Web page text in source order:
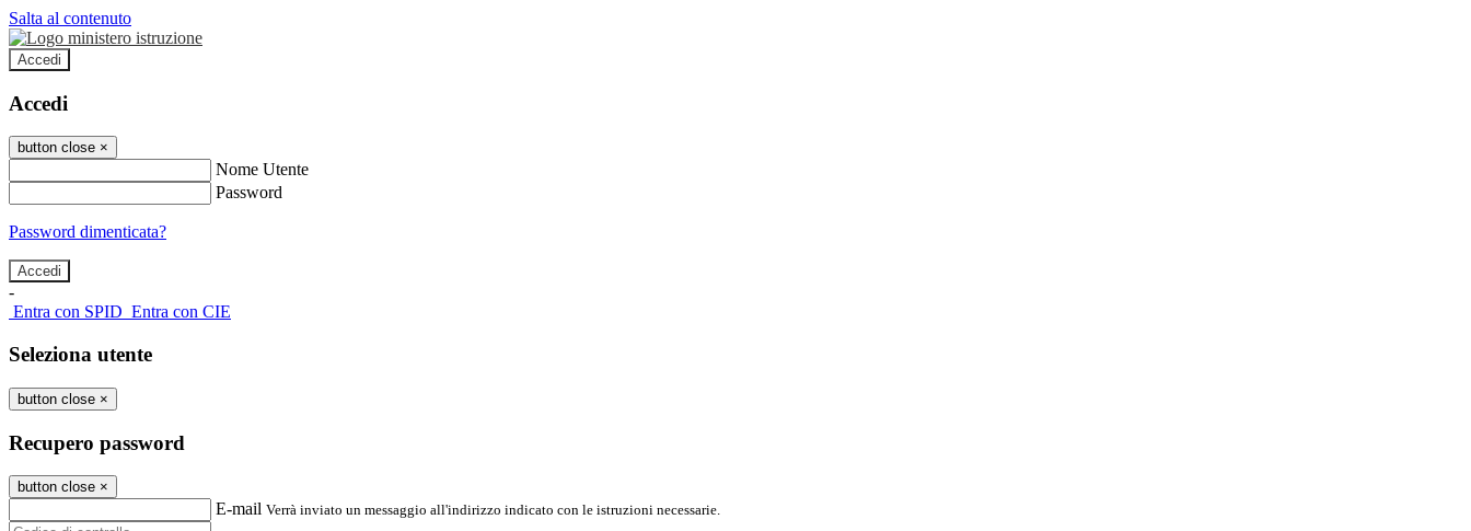
Salta al contenuto
Accedi
Accedi
button close ×
Nome Utente
Password
Password dimenticata?
-
Entra con SPID Entra con CIE
Seleziona utente
button close ×
Recupero password
button close ×
E-mail Verrà inviato un messaggio all'indirizzo indicato con le istruzioni necessarie.